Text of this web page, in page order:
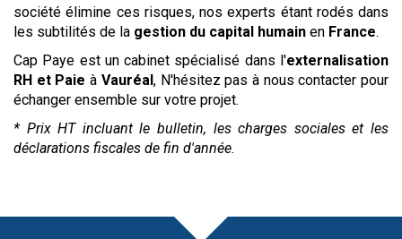
société élimine ces risques, nos experts étant rodés dans
les subtilités de la gestion du capital humain en France.
Cap Paye est un cabinet spécialisé dans l'externalisation
RH et Paie à Vauréal , N'hésitez pas à nous contacter pour
échanger ensemble sur votre projet.
* Prix HT incluant le bulletin, les charges sociales et les
déclarations fiscales de fin d'année.